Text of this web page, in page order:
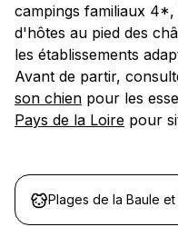
campings familiaux
d'hôtes au pied des
les établissements
Avant de partir,
son chien pour les
Pays de la Loire pour
Plages de la Baule et